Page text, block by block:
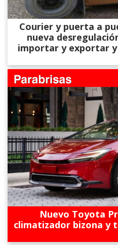
Courier y puerta a
nueva
importar y exportar
Nuevo Toyota
climatizador bizona y